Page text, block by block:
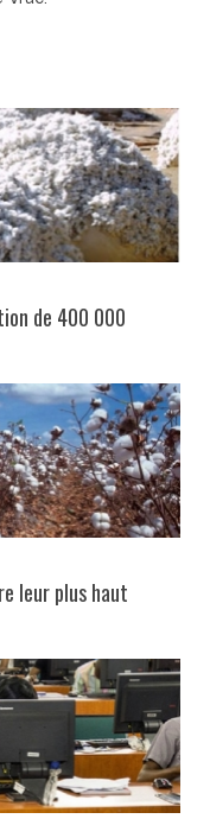
de 400 000
leur plus haut